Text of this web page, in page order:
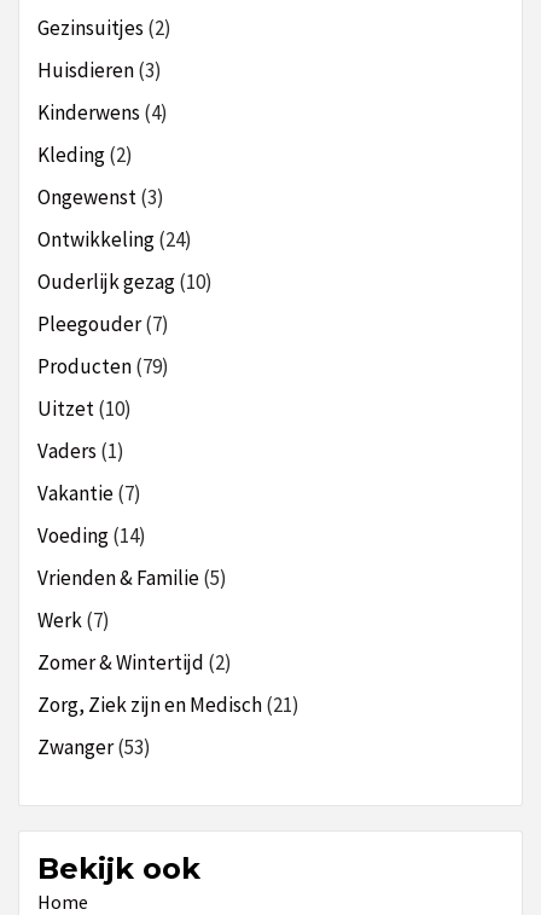
Gezinsuitjes (2)
Huisdieren(3)
Kinderwens (4)
Kleding(2)
Ongewenst(3)
Ontwikkeling(24)
Ouderlijk gezag(10)
Pleegouder(7)
Producten(79)
Uitzet(10)
Vaders (1)
Vakantie(7)
Voeding(14)
Vrienden & Familie(5)
Werk(7)
Zomer & Wintertijd (2)
Zorg, Ziek zijn en Medisch(21)
Zwanger(53)
Bekijk ook
Home